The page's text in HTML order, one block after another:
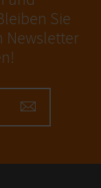
Sie
Newsletter